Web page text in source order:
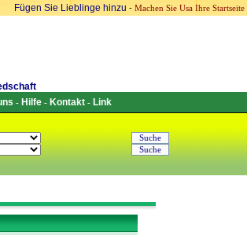
Fügen Sie Lieblinge hinzu - Machen Sie Usa Ihre Startseite
- Hilfe- Kontakt- Link